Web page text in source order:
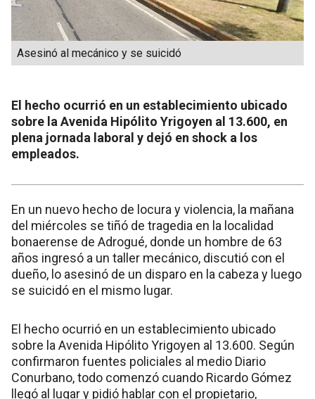
Asesinó al mecánico y se suicidó
El hecho ocurrió en un establecimiento ubicado
sobre la Avenida Hipólito Yrigoyen al 13.600, en
plena jornada laboral y dejó en shock a los
empleados.
En un nuevo hecho de locura y violencia, la mañana
del miércoles se tiñó de tragedia en la localidad
bonaerense de Adrogué, donde un hombre de 63
años ingresó a un taller mecánico, discutió con el
dueño, lo asesinó de un disparo en la cabeza y luego
se suicidó en el mismo lugar.
El hecho ocurrió en un establecimiento ubicado
sobre la Avenida Hipólito Yrigoyen al 13.600. Según
confirmaron fuentes policiales al medio Diario
Conurbano, todo comenzó cuando Ricardo Gómez
llegó al lugar y pidió hablar con el propietario,